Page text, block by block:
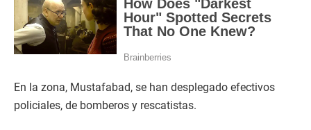
En la zona, Mustafabad, se han desplegado efectivos
policiales, de bomberos y rescatistas.